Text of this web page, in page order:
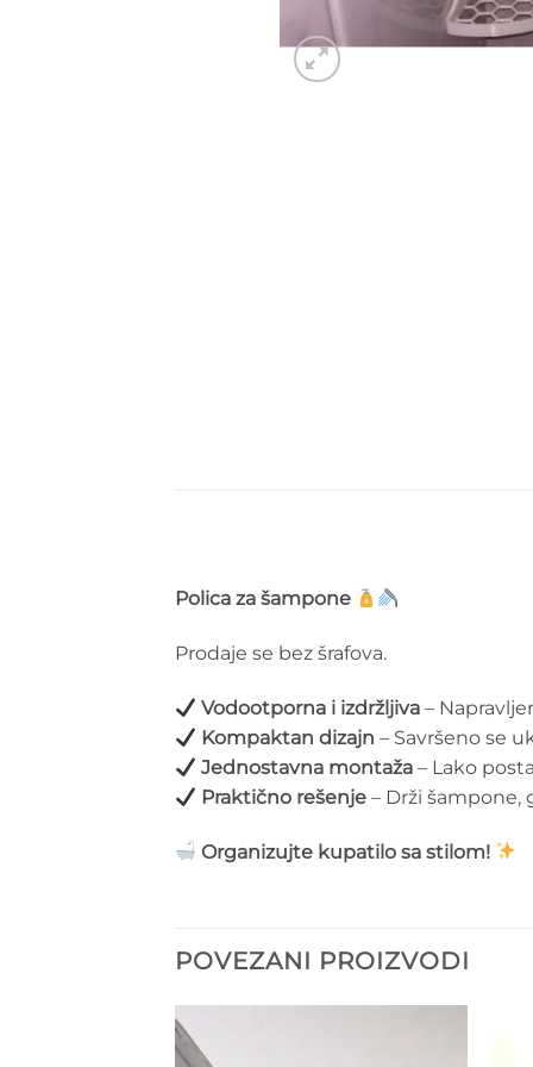
Polica za šampone
Prodaje se bez šrafova.
Vodootporna i izdržljiva –
Kompaktan dizajn – Savršeno se
Jednostavna montaža – Lako
Praktično rešenje – Drži
Organizujte kupatilo sa stilom!
POVEZANI PROIZVODI